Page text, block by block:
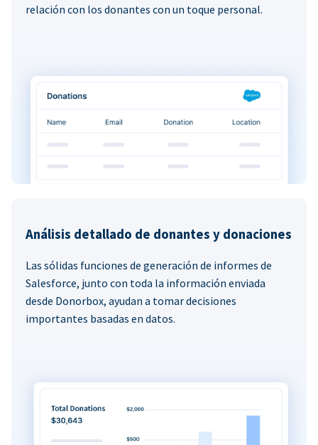
relación con los donantes con un toque personal.
Análisis detallado de donantes y donaciones
Las sólidas funciones de generación de informes de
Salesforce, junto con toda la información enviada
desde Donorbox, ayudan a tomar decisiones
importantes basadas en datos.